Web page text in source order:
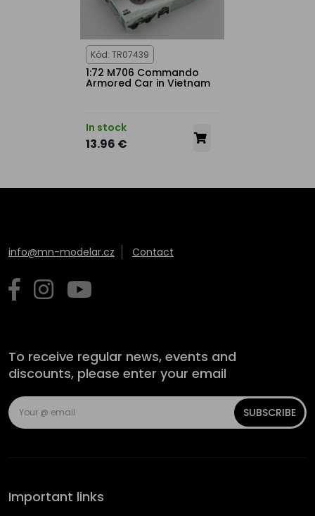
Kód: TR07439
1:72 M706 Commando
Armored Car in Vietnam
In stock
13.96 €
info@mn-modelar.cz Contact
To receive regular news, events and
discounts, please enter your email
SUBSCRIBE
Important links